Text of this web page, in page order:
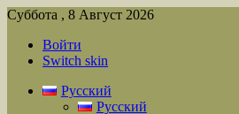
Суббота , 8 Август 2026
Войти
Switch skin
Русский
Русский